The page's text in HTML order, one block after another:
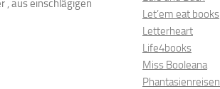
, aus einschlägigen
Let’em eat books
Letterheart
Life4books
Miss Booleana
Phantasienreisen